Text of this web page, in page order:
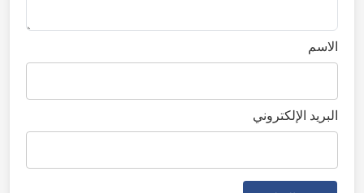
الاسم
البريد الإلكتروني